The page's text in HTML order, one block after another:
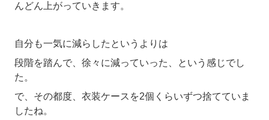
んどん上がっていきます。
自分も一気に減らしたというよりは
段階を踏んで、徐々に減っていった、という感じでし
た。
で、その都度、衣装ケースを2個くらいずつ捨てていま
したね。